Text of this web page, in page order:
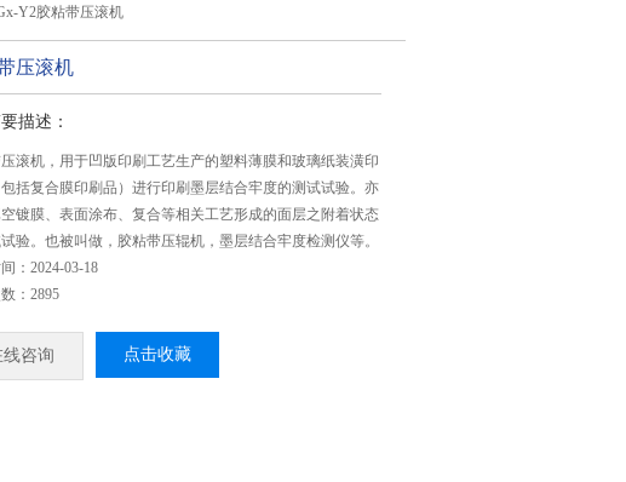
Y2胶粘带压滚机
压滚机
描述：
滚机，用于凹版印刷工艺生产的塑料薄膜和玻璃纸装潢印
括复合膜印刷品）进行印刷墨层结合牢度的测试试验。亦
镀膜、表面涂布、复合等相关工艺形成的面层之附着状态
验。也被叫做，胶粘带压辊机，墨层结合牢度检测仪等。
：2024-03-18
：2895
线咨询 点击收藏